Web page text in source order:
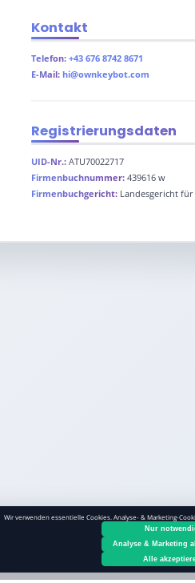
Kontakt
Telefon: +43 676 8742 8671
E-Mail: hi@ownkeybot.com
Registrierungsdaten
UID-Nr.:ATU70022717
Firmenbuchnummer:439616 w
Firmenbuchgericht:Landesgericht für
Wir verwenden essentielle Cookies. Analyse- & Marketing-
Nur
Analyse & Marketing
Alle